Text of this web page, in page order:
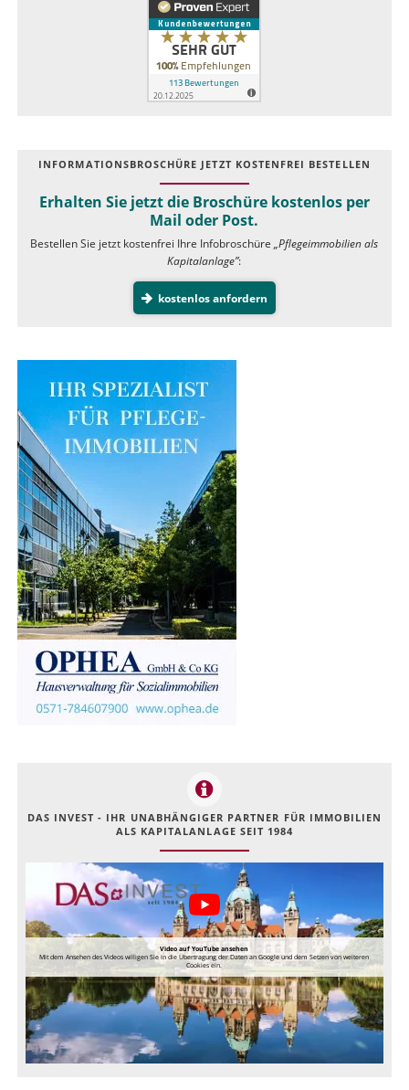
INFOR­MATIONS­BROSCHÜRE JETZT KOSTEN­FREI BESTELLEN
Erhalten Sie jetzt die Broschüre kostenlos per
Mail oder Post.
Bestellen Sie jetzt kostenfrei Ihre Infobroschüre„Pflegeimmobilien als
Kapitalanlage”:
kostenlos anfordern
DAS INVEST - IHR UNABHÄNGIGER PARTNER FÜR IMMOBILIEN
ALS KAPITALANLAGE SEIT 1984
Video auf YouTube ansehen
Mit dem Ansehen des Videos willigen Sie in die Übertragung der Daten an Google und dem Setzen von weiteren
Cookies ein.